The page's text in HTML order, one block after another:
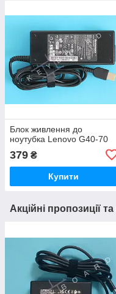
Блок живлення до
ноутубка Lenovo G40-70
379 ₴
Купити
Акційні пропозиції